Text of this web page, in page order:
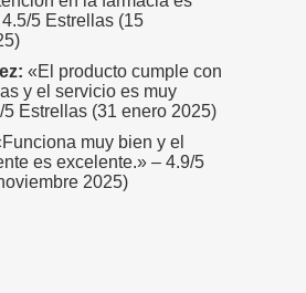
5 Estrellas (15
«El producto cumple con
y el servicio es muy
5 Estrellas (31 enero 2025)
muy bien y el
es excelente.» – 4.9/5
2025)